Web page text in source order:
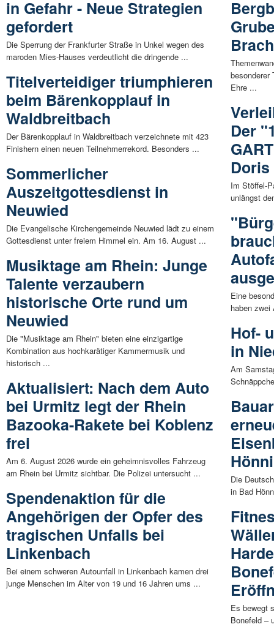
in Gefahr - Neue Strategien
gefordert
Die Sperrung der Frankfurter Straße in Unkel wegen des
maroden Mies-Hauses verdeutlicht die dringende ...
Titelverteidiger triumphieren
beim Bärenkopplauf in
Waldbreitbach
Der Bärenkopplauf in Waldbreitbach verzeichnete mit 423
Finishern einen neuen Teilnehmerrekord. Besonders ...
Sommerlicher
Auszeitgottesdienst in
Neuwied
Die Evangelische Kirchengemeinde Neuwied lädt zu einem
Gottesdienst unter freiem Himmel ein. Am 16. August ...
Musiktage am Rhein: Junge
Talente verzaubern
historische Orte rund um
Neuwied
Die "Musiktage am Rhein" bieten eine einzigartige
Kombination aus hochkarätiger Kammermusik und
historisch ...
Aktualisiert: Nach dem Auto
bei Urmitz legt der Rhein
Bazooka-Rakete bei Koblenz
frei
Am 6. August 2026 wurde ein geheimnisvolles Fahrzeug
am Rhein bei Urmitz sichtbar. Die Polizei untersucht ...
Spendenaktion für die
Angehörigen der Opfer des
tragischen Unfalls bei
Linkenbach
Bei einem schweren Autounfall in Linkenbach kamen drei
junge Menschen im Alter von 19 und 16 Jahren ums ...
besonderer
Ehre ...
Der
Im Stöffel-
unlängst
Eine
haben zwei
Hof-
in
Am
Die
in Bad
Es bewegt
Bonefeld –